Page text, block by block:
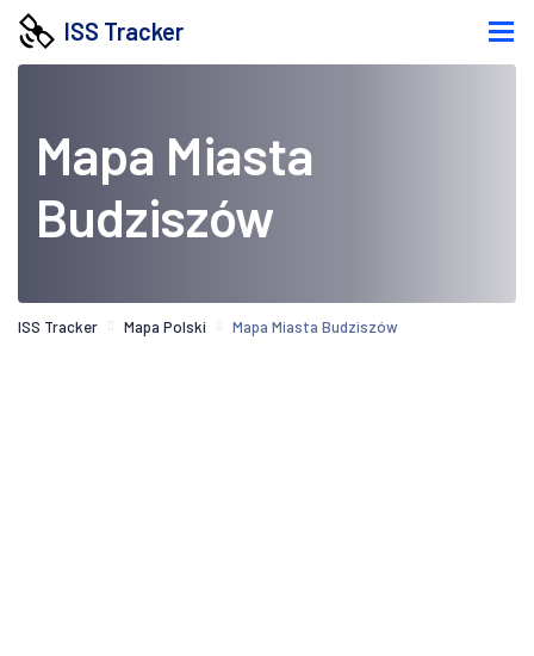
ISS Tracker
Mapa Miasta
Budziszów
ISS Tracker Mapa Polski Mapa Miasta Budziszów